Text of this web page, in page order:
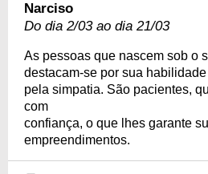
Narciso
Do dia 2/03 ao dia 21/03
As pessoas que nascem sob o
destacam-se por sua
pela simpatia. São pacientes,
com
confiança, o que lhes garante
empreendimentos.